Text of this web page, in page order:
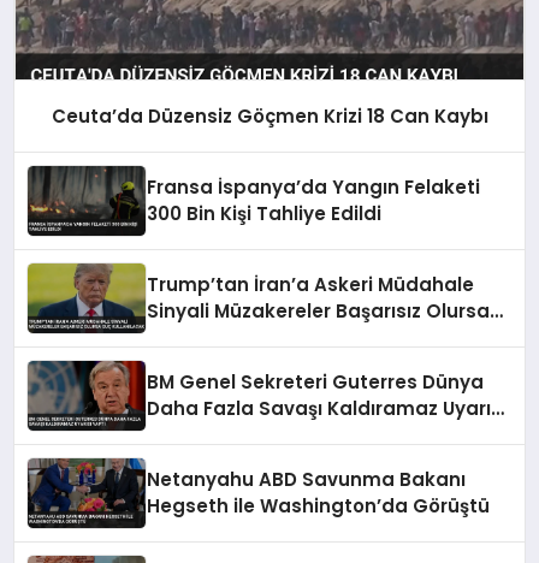
Ceuta’da Düzensiz Göçmen Krizi 18 Can Kaybı
Fransa İspanya’da Yangın Felaketi
300 Bin Kişi Tahliye Edildi
Trump’tan İran’a Askeri Müdahale
Sinyali Müzakereler Başarısız Olursa
BM Genel Sekreteri Guterres Dünya
Daha Fazla Savaşı Kaldıramaz Uyarısı
Netanyahu ABD Savunma Bakanı
Hegseth ile Washington’da Görüştü